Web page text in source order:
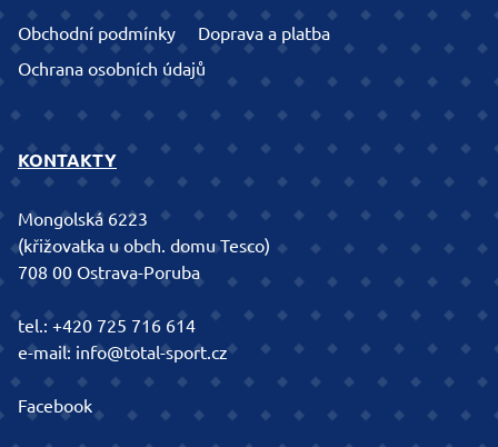
Obchodní podmínky
Doprava a platba
Ochrana osobních údajů
KONTAKTY
Mongolská 6223
(křižovatka u obch. domu Tesco)
708 00 Ostrava-Poruba
tel.: +420 725 716 614
e-mail: info@total-sport.cz
Facebook